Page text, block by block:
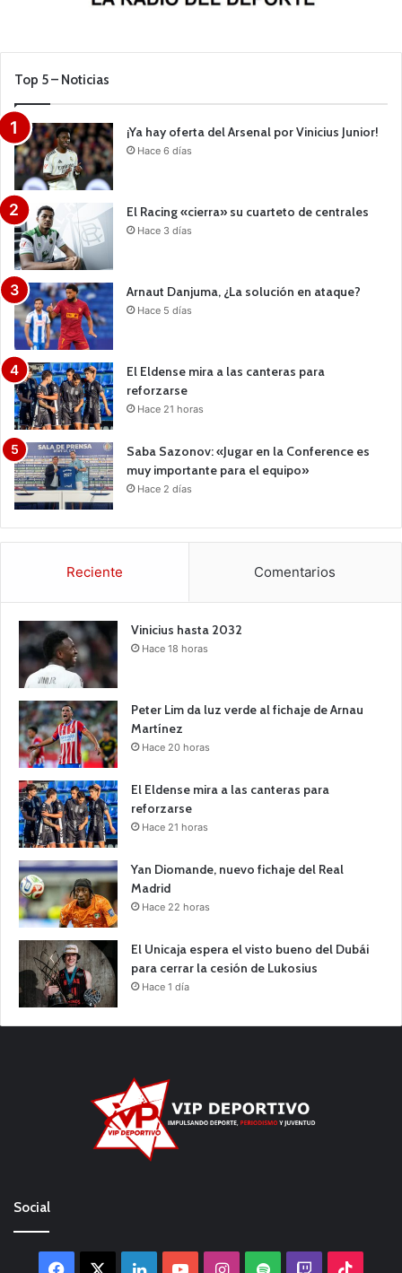
Top 5 – Noticias
¡Ya hay oferta del Arsenal por Vinicius Junior!
Hace 6 días
El Racing «cierra» su cuarteto de centrales
Hace 3 días
Arnaut Danjuma, ¿La solución en ataque?
Hace 5 días
El Eldense mira a las canteras para
reforzarse
Hace 21 horas
Saba Sazonov: «Jugar en la Conference es
muy importante para el equipo»
Hace 2 días
Reciente Comentarios
Vinicius hasta 2032
Hace 18 horas
Peter Lim da luz verde al fichaje de Arnau
Martínez
Hace 20 horas
El Eldense mira a las canteras para
reforzarse
Hace 21 horas
Yan Diomande, nuevo fichaje del Real
Madrid
Hace 22 horas
El Unicaja espera el visto bueno del Dubái
para cerrar la cesión de Lukosius
Hace 1 día
Social
Facebook LinkedInYouTubeInstagram
Spotify Twitch